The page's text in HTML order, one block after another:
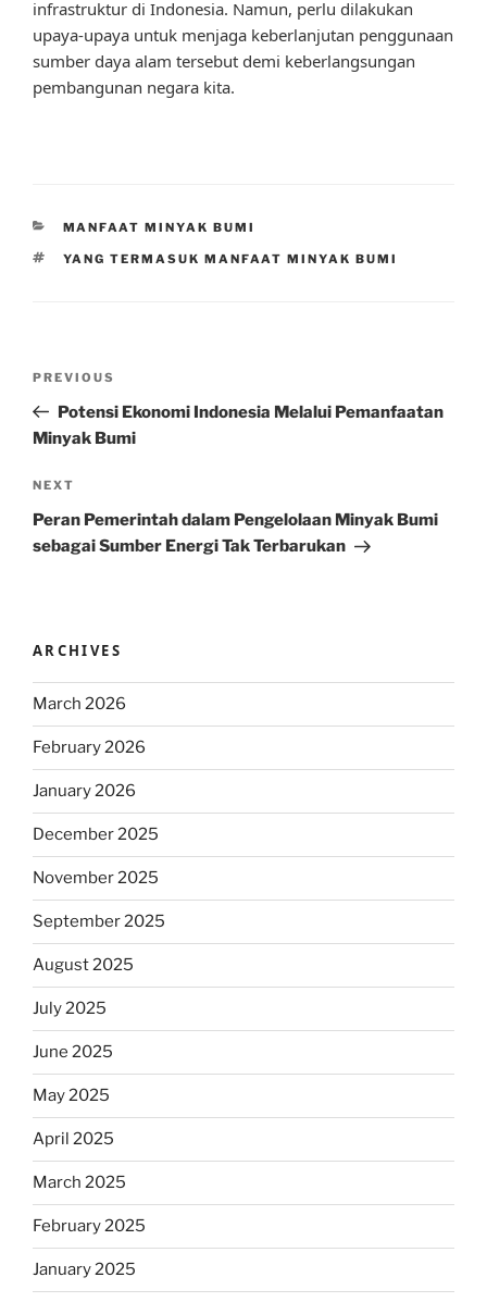
infrastruktur di Indonesia. Namun, perlu dilakukan
upaya-upaya untuk menjaga keberlanjutan penggunaan
sumber daya alam tersebut demi keberlangsungan
pembangunan negara kita.
CATEGORIES
MANFAAT MINYAK BUMI
TAGS
YANG TERMASUK MANFAAT MINYAK BUMI
Previous
Post
PREVIOUS
Potensi Ekonomi Indonesia Melalui Pemanfaatan
Minyak Bumi
Next
Post
NEXT
Peran Pemerintah dalam Pengelolaan Minyak Bumi
sebagai Sumber Energi Tak Terbarukan
ARCHIVES
March 2026
February 2026
January 2026
December 2025
November 2025
September 2025
August 2025
July 2025
June 2025
May 2025
April 2025
March 2025
February 2025
January 2025